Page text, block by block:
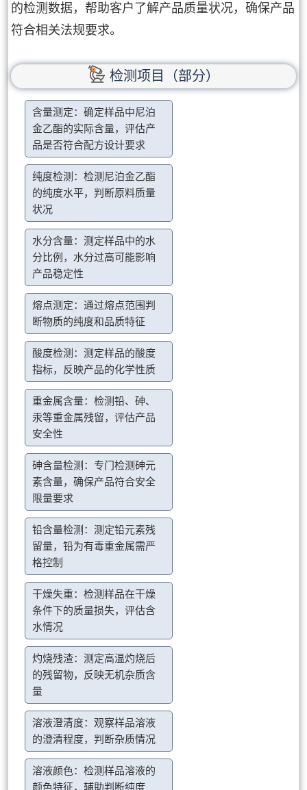
的检测数据，帮助客户了解产品质量状况，确保产品
符合相关法规要求。
检测项目（部分）
含量测定：确定样品中尼泊
金乙酯的实际含量，评估产
品是否符合配方设计要求
纯度检测：检测尼泊金乙酯
的纯度水平，判断原料质量
状况
水分含量：测定样品中的水
分比例，水分过高可能影响
产品稳定性
熔点测定：通过熔点范围判
断物质的纯度和品质特征
酸度检测：测定样品的酸度
指标，反映产品的化学性质
重金属含量：检测铅、砷、
汞等重金属残留，评估产品
安全性
砷含量检测：专门检测砷元
素含量，确保产品符合安全
限量要求
铅含量检测：测定铅元素残
留量，铅为有毒重金属需严
格控制
干燥失重：检测样品在干燥
条件下的质量损失，评估含
水情况
灼烧残渣：测定高温灼烧后
的残留物，反映无机杂质含
量
溶液澄清度：观察样品溶液
的澄清程度，判断杂质情况
溶液颜色：检测样品溶液的
颜色特征，辅助判断纯度